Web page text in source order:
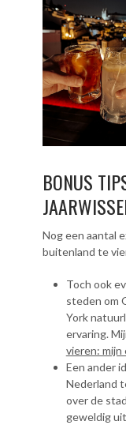
BONUS
Nog een aantal
buitenland te
Toch ook
steden om
York
ervaring.
vieren: mijn
Een ander
Nederland
over de
geweldig